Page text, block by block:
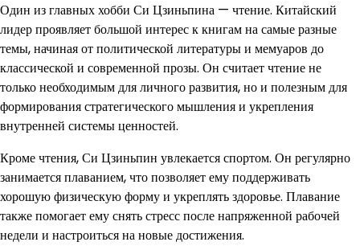
Один из главных хобби Си Цзиньпина — чтение. Китайский
лидер проявляет большой интерес к книгам на самые разные
темы, начиная от политической литературы и мемуаров до
классической и современной прозы. Он считает чтение не
только необходимым для личного развития, но и полезным для
формирования стратегического мышления и укрепления
внутренней системы ценностей.
Кроме чтения, Си Цзиньпин увлекается спортом. Он регулярно
занимается плаванием, что позволяет ему поддерживать
хорошую физическую форму и укреплять здоровье. Плавание
также помогает ему снять стресс после напряженной рабочей
недели и настроиться на новые достижения.